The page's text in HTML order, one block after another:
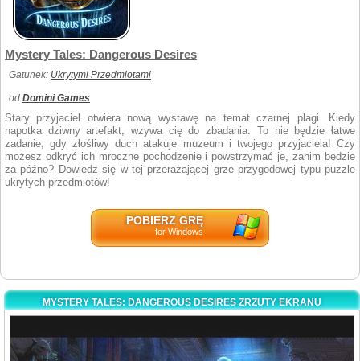
Mystery Tales: Dangerous Desires
Gatunek: Ukrytymi Przedmiotami
od Domini Games
Stary przyjaciel otwiera nową wystawę na temat czarnej plagi. Kiedy
napotka dziwny artefakt, wzywa cię do zbadania. To nie będzie łatwe
zadanie, gdy złośliwy duch atakuje muzeum i twojego przyjaciela! Czy
możesz odkryć ich mroczne pochodzenie i powstrzymać je, zanim będzie
za późno? Dowiedz się w tej przerażającej grze przygodowej typu puzzle
ukrytych przedmiotów!
POBIERZ GRĘ
for Windows
MYSTERY TALES: DANGEROUS DESIRES ZRZUTY EKRANU